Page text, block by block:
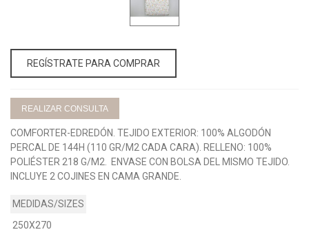
REGÍSTRATE PARA COMPRAR
REALIZAR CONSULTA
COMFORTER-EDREDÓN. TEJIDO EXTERIOR: 100% ALGODÓN
PERCAL DE 144H (110 GR/M2 CADA CARA). RELLENO: 100%
POLIÉSTER 218 G/M2. ENVASE CON BOLSA DEL MISMO TEJIDO.
INCLUYE 2 COJINES EN CAMA GRANDE.
250X270